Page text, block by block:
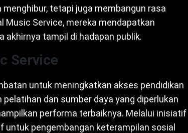
tetapi juga membangun rasa
Music Service, mereka mendapatkan
akhirnya tampil di hadapan publik.
Service
untuk meningkatkan akses pendidikan
dan sumber daya yang diperlukan
performa terbaiknya. Melalui inisiatif
pengembangan keterampilan sosial